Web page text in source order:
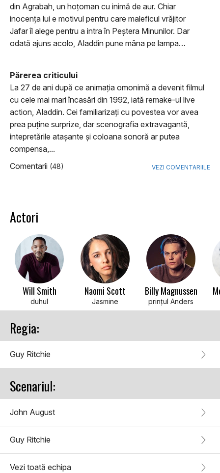
din Agrabah, un hoțoman cu inimă de aur. Chiar
inocența lui e motivul pentru care maleficul vrăjitor
Jafar îl alege pentru a intra în Peștera Minunilor. Dar
odată ajuns acolo, Aladdin pune mâna pe lampa…
Părerea criticului
La 27 de ani după ce animaţia omonimă a devenit filmul
cu cele mai mari încasări din 1992, iată remake-ul live
action, Aladdin. Cei familiarizaţi cu povestea vor avea
prea puţine surprize, dar scenografia extravagantă,
intepretările ataşante şi coloana sonoră ar putea
compensa,...
Comentarii (48) VEZI COMENTARIILE
Actori
Will Smith
duhul
Naomi Scott
Jasmine
Billy Magnussen
prințul Anders
Regia:
Guy Ritchie
Scenariul:
John August
Guy Ritchie
Vezi toată echipa